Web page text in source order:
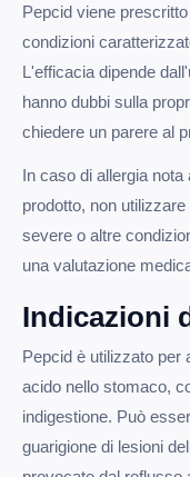
Pepcid viene
condizioni
L'efficacia dipende
hanno dubbi sulla
chiedere un parere al
In caso di allergia
prodotto, non
severe o altre
una valutazione
Indicazioni
Pepcid è utilizzato per
acido nello stomaco,
indigestione. Può
guarigione di lesioni